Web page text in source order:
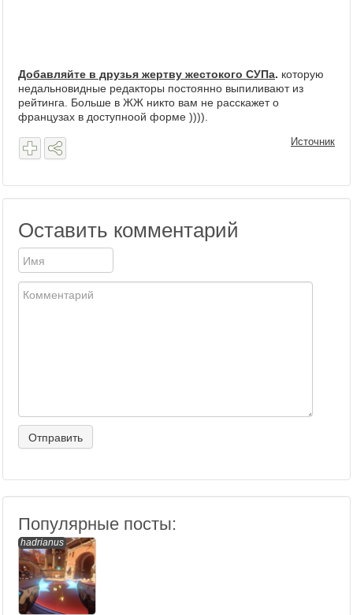
Добавляйте в друзья жертву жестокого СУПа. которую
недальновидные редакторы постоянно выпиливают из
рейтинга. Больше в ЖЖ никто вам не расскажет о
французах в доступноой форме )))).
Источник
Оставить комментарий
Популярные посты:
hadrianus